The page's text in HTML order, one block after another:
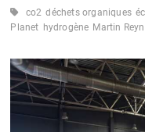
co2 déchets organiques
Planet hydrogène Martin